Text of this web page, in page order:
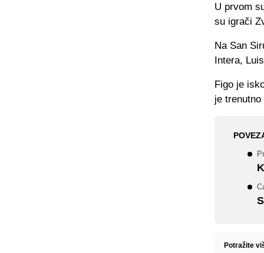
U prvom
su igrači
Na San
Intera,
Figo je
je
Potražite